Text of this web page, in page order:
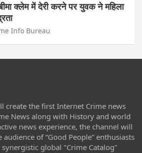
क्लेम में देरी करने पर युवक ने महिला
Info Bureau
create the first Internet Crime news
News along with History and world
news experience, the channel will
of “Good People” enthusiasts
global "Crime Catalog"